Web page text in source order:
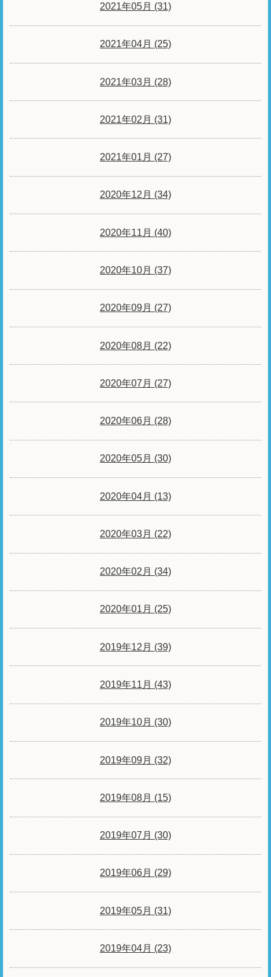
2021年05月 (31)
2021年04月 (25)
2021年03月 (28)
2021年02月 (31)
2021年01月 (27)
2020年12月 (34)
2020年11月 (40)
2020年10月 (37)
2020年09月 (27)
2020年08月 (22)
2020年07月 (27)
2020年06月 (28)
2020年05月 (30)
2020年04月 (13)
2020年03月 (22)
2020年02月 (34)
2020年01月 (25)
2019年12月 (39)
2019年11月 (43)
2019年10月 (30)
2019年09月 (32)
2019年08月 (15)
2019年07月 (30)
2019年06月 (29)
2019年05月 (31)
2019年04月 (23)